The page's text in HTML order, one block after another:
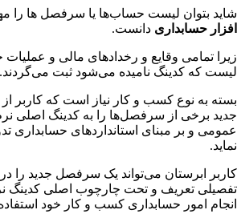
شاید بتوان لیست حساب‌ها یا سرفصل ها را
افزار حسابداری دانست.
زیرا تمامی وقایع و رخدادهای مالی و
لیست که کدینگ نامیده می‌شود ثبت می‌گردند.
بسته به نوع کسب و کار نیاز است که کاربر
جدید برخی از سرفصل‌ها را به کدینگ اصلی
عمومی و بر مبنای استانداردهای حسابداری
نماید.
کاربر ابرستان می‌تواند یک سرفصل جدید را
تفصیلی تعریف و تحت چارچوب اصلی کدینگ
انجام امور حسابداری کسب و کار خود استفاده